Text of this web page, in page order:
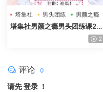
塔集社 男头团练 男颜之瘾
塔集社男颜之瘾男头团练课20
2
评论 0
请先登录 ！